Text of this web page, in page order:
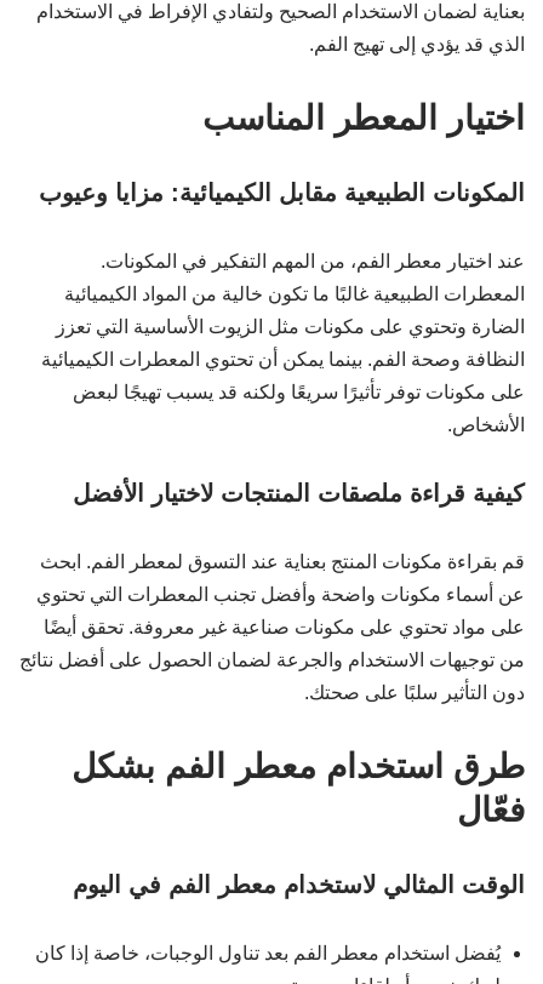
بعناية لضمان الاستخدام الصحيح ولتفادي الإفراط في الاستخدام
الذي قد يؤدي إلى تهيج الفم.
اختيار المعطر المناسب
المكونات الطبيعية مقابل الكيميائية: مزايا وعيوب
عند اختيار معطر الفم، من المهم التفكير في المكونات.
المعطرات الطبيعية غالبًا ما تكون خالية من المواد الكيميائية
الضارة وتحتوي على مكونات مثل الزيوت الأساسية التي تعزز
النظافة وصحة الفم. بينما يمكن أن تحتوي المعطرات الكيميائية
على مكونات توفر تأثيرًا سريعًا ولكنه قد يسبب تهيجًا لبعض
الأشخاص.
كيفية قراءة ملصقات المنتجات لاختيار الأفضل
قم بقراءة مكونات المنتج بعناية عند التسوق لمعطر الفم. ابحث
عن أسماء مكونات واضحة وأفضل تجنب المعطرات التي تحتوي
على مواد تحتوي على مكونات صناعية غير معروفة. تحقق أيضًا
من توجيهات الاستخدام والجرعة لضمان الحصول على أفضل نتائج
دون التأثير سلبًا على صحتك.
طرق استخدام معطر الفم بشكل
فعّال
الوقت المثالي لاستخدام معطر الفم في اليوم
يُفضل استخدام معطر الفم بعد تناول الوجبات، خاصة إذا كان